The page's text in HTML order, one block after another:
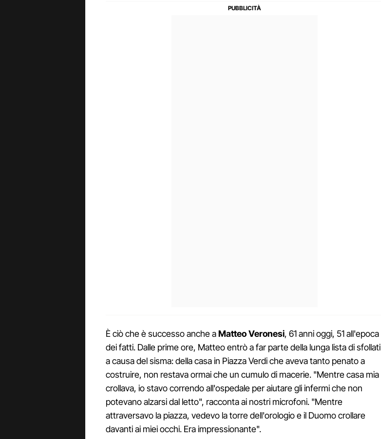
È ciò che è successo anche aMatteo Veronesi, 61 anni oggi, 51 all'epoca
dei fatti. Dalle prime ore, Matteo entrò a far parte della lunga lista di sfollati
a causa del sisma: della casa in Piazza Verdi che aveva tanto penato a
costruire, non restava ormai che un cumulo di macerie. "Mentre casa mia
crollava, io stavo correndo all'ospedale per aiutare gli infermi che non
potevano alzarsi dal letto", racconta ai nostri microfoni. "Mentre
attraversavo la piazza, vedevo la torre dell'orologio e il Duomo crollare
davanti ai miei occhi. Era impressionante".